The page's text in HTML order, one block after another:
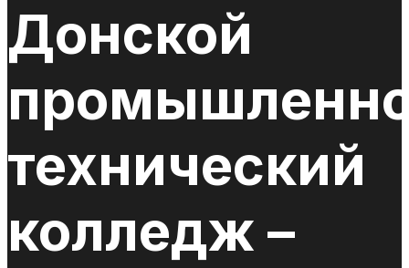
Донской
технический
колледж –